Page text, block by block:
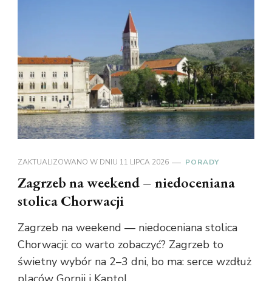
ZAKTUALIZOWANO W DNIU 11 LIPCA 2026 PORADY
Zagrzeb na weekend – niedoceniana
stolica Chorwacji
Zagrzeb na weekend — niedoceniana stolica
Chorwacji: co warto zobaczyć? Zagrzeb to
świetny wybór na 2–3 dni, bo ma: serce wzdłuż